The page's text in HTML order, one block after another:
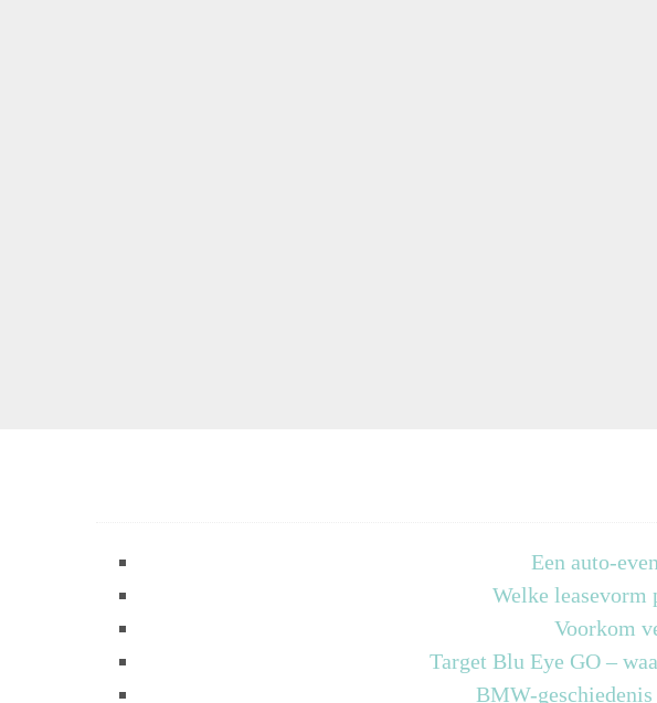
Een auto-
Welke
Voorkom
Target Blu Eye GO –
BMW-